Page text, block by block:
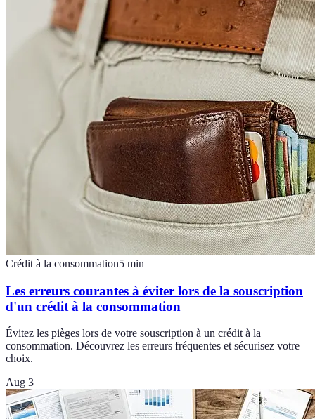
Crédit à la consommation5 min
Les erreurs courantes à éviter lors de la souscription
d'un crédit à la consommation
Évitez les pièges lors de votre souscription à un crédit à la
consommation. Découvrez les erreurs fréquentes et sécurisez votre
choix.
Aug 3